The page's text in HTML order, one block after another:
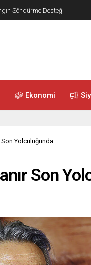
Söndürme Desteği
Ekonomi
Son Yolculuğunda
Son